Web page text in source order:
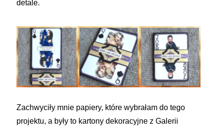
detale.
Zachwyciły mnie papiery, które wybrałam do tego
projektu, a były to kartony dekoracyjne z Galerii